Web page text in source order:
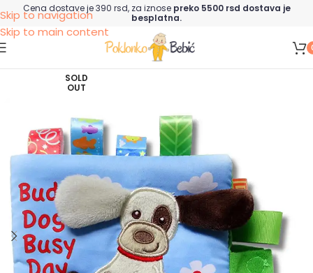
Skip to navigation
Skip to main content
Cena dostave je 390 rsd, za iznose preko 5500 rsd dostava je
besplatna.
SOLD
OUT